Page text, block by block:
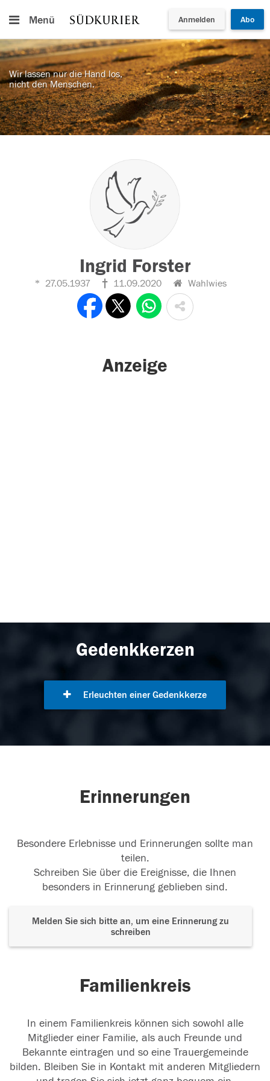
Menü Anmelden Abo
Wir lassen nur die Hand los,
nicht den Menschen.
Ingrid Forster
27.05.1937 11.09.2020 Wahlwies
Anzeige
Gedenkkerzen
Erleuchten einer Gedenkkerze
Erinnerungen
Besondere Erlebnisse und Erinnerungen sollte man
teilen.
Schreiben Sie über die Ereignisse, die Ihnen
besonders in Erinnerung geblieben sind.
Melden Sie sich bitte an, um eine Erinnerung zu
schreiben
Familienkreis
In einem Familienkreis können sich sowohl alle
Mitglieder einer Familie, als auch Freunde und
Bekannte eintragen und so eine Trauergemeinde
bilden. Bleiben Sie in Kontakt mit anderen Mitgliedern